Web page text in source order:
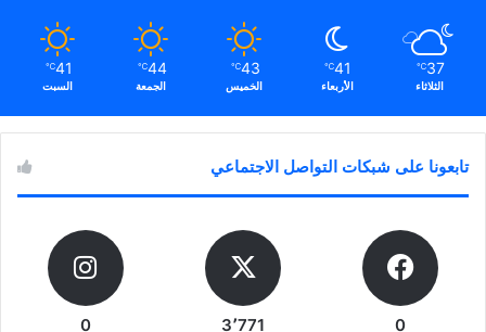
37
℃
الثلاثاء
41
℃
الأربعاء
43
℃
الخميس
44
℃
الجمعة
41
℃
السبت
تابعونا على شبكات التواصل الاجتماعي
0 3٬771 0